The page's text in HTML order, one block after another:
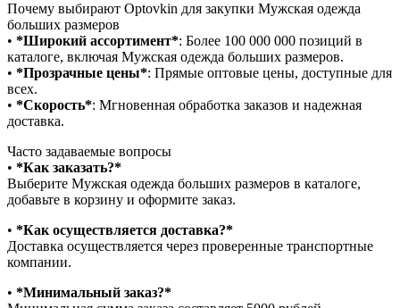
Почему выбирают Optovkin для закупки Мужская одежда
больших размеров
•⁠ ⁠ *Широкий ассортимент*: Более 100 000 000 позиций в
каталоге, включая Мужская одежда больших размеров.
•⁠ ⁠ *Прозрачные цены*: Прямые оптовые цены, доступные для
всех.
•⁠ ⁠ *Скорость*: Мгновенная обработка заказов и надежная
доставка.
Часто задаваемые вопросы
•⁠ ⁠*Как заказать?*
Выберите Мужская одежда больших размеров в каталоге,
добавьте в корзину и оформите заказ.
•⁠ ⁠ *Как осуществляется доставка?*
Доставка осуществляется через проверенные транспортные
компании.
•⁠ ⁠ *Минимальный заказ?*